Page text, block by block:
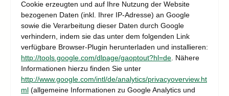
Cookie erzeugten und auf Ihre Nutzung der Website
bezogenen Daten (inkl. Ihrer IP-Adresse) an Google
sowie die Verarbeitung dieser Daten durch Google
verhindern, indem sie das unter dem folgenden Link
verfügbare Browser-Plugin herunterladen und installieren:
http://tools.google.com/dlpage/gaoptout?hl=de. Nähere
Informationen hierzu finden Sie unter
http://www.google.com/intl/de/analytics/privacyoverview.ht
ml (allgemeine Informationen zu Google Analytics und